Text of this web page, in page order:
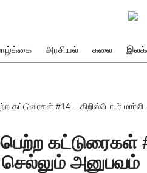
அரசியல் கலை
கட்டுரைகள் #14 – கிறிஸ்டோபர்
கட்டுரைகள்
அனுபவம்